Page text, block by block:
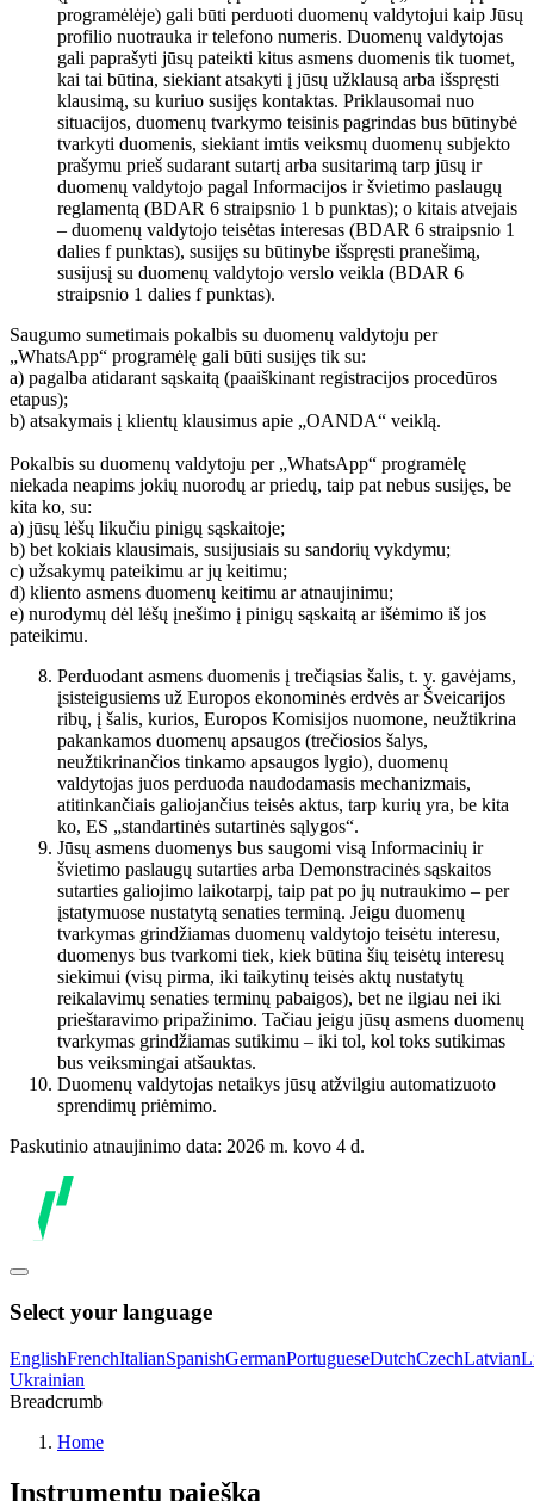
programėlėje) gali būti perduoti duomenų valdytojui kaip Jūsų
profilio nuotrauka ir telefono numeris. Duomenų valdytojas
gali paprašyti jūsų pateikti kitus asmens duomenis tik tuomet,
kai tai būtina, siekiant atsakyti į jūsų užklausą arba išspręsti
klausimą, su kuriuo susijęs kontaktas. Priklausomai nuo
situacijos, duomenų tvarkymo teisinis pagrindas bus būtinybė
tvarkyti duomenis, siekiant imtis veiksmų duomenų subjekto
prašymu prieš sudarant sutartį arba susitarimą tarp jūsų ir
duomenų valdytojo pagal Informacijos ir švietimo paslaugų
reglamentą (BDAR 6 straipsnio 1 b punktas); o kitais atvejais
– duomenų valdytojo teisėtas interesas (BDAR 6 straipsnio 1
dalies f punktas), susijęs su būtinybe išspręsti pranešimą,
susijusį su duomenų valdytojo verslo veikla (BDAR 6
straipsnio 1 dalies f punktas).
Saugumo sumetimais pokalbis su duomenų valdytoju per
„WhatsApp“ programėlę gali būti susijęs tik su:
a) pagalba atidarant sąskaitą (paaiškinant registracijos procedūros
etapus);
b) atsakymais į klientų klausimus apie „OANDA“ veiklą.
Pokalbis su duomenų valdytoju per „WhatsApp“ programėlę
niekada neapims jokių nuorodų ar priedų, taip pat nebus susijęs, be
kita ko, su:
a) jūsų lėšų likučiu pinigų sąskaitoje;
b) bet kokiais klausimais, susijusiais su sandorių vykdymu;
c) užsakymų pateikimu ar jų keitimu;
d) kliento asmens duomenų keitimu ar atnaujinimu;
e) nurodymų dėl lėšų įnešimo į pinigų sąskaitą ar išėmimo iš jos
pateikimu.
Perduodant asmens duomenis į trečiąsias šalis, t. y. gavėjams,
įsisteigusiems už Europos ekonominės erdvės ar Šveicarijos
ribų, į šalis, kurios, Europos Komisijos nuomone, neužtikrina
pakankamos duomenų apsaugos (trečiosios šalys,
neužtikrinančios tinkamo apsaugos lygio), duomenų
valdytojas juos perduoda naudodamasis mechanizmais,
atitinkančiais galiojančius teisės aktus, tarp kurių yra, be kita
ko, ES „standartinės sutartinės sąlygos“.
Jūsų asmens duomenys bus saugomi visą Informacinių ir
švietimo paslaugų sutarties arba Demonstracinės sąskaitos
sutarties galiojimo laikotarpį, taip pat po jų nutraukimo – per
įstatymuose nustatytą senaties terminą. Jeigu duomenų
tvarkymas grindžiamas duomenų valdytojo teisėtu interesu,
duomenys bus tvarkomi tiek, kiek būtina šių teisėtų interesų
siekimui (visų pirma, iki taikytinų teisės aktų nustatytų
reikalavimų senaties terminų pabaigos), bet ne ilgiau nei iki
prieštaravimo pripažinimo. Tačiau jeigu jūsų asmens duomenų
tvarkymas grindžiamas sutikimu – iki tol, kol toks sutikimas
bus veiksmingai atšauktas.
Duomenų valdytojas netaikys jūsų atžvilgiu automatizuoto
sprendimų priėmimo.
Paskutinio atnaujinimo data: 2026 m. kovo 4 d.
Select your language
EnglishFrenchItalianSpanishGermanPortugueseDutchCzechLatvian
Ukrainian
Breadcrumb
Home
Instrumentų paieška